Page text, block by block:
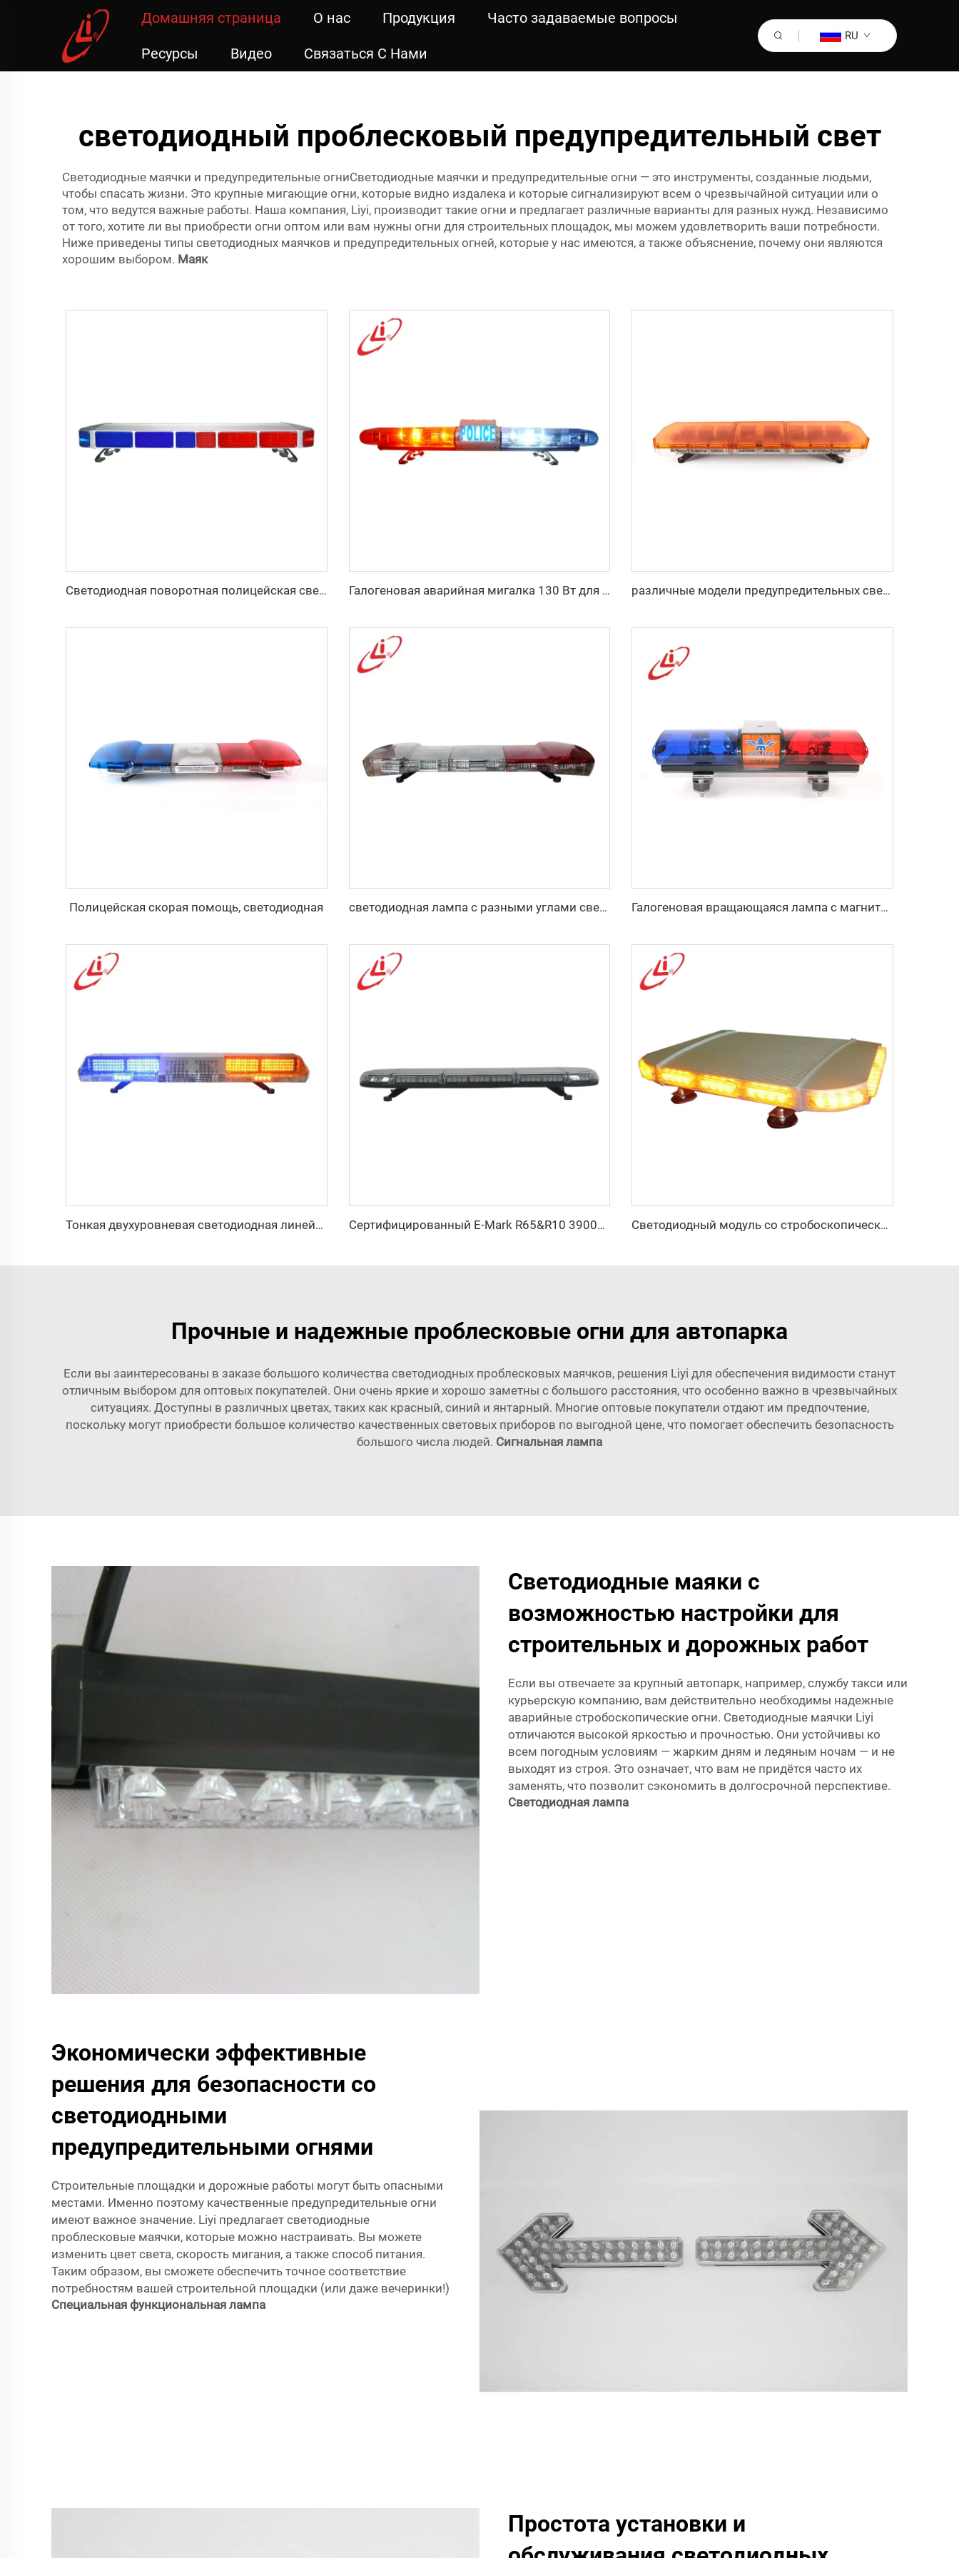
Домашняя страница О нас Продукция Часто задаваемые вопросы
Ресурсы Видео Связаться С Нами
RU
светодиодный проблесковый предупредительный свет
Светодиодные маячки и предупредительные огниСветодиодные маячки и предупредительные огни — это инструменты, созданные людьми,
чтобы спасать жизни. Это крупные мигающие огни, которые видно издалека и которые сигнализируют всем о чрезвычайной ситуации или о
том, что ведутся важные работы. Наша компания, Liyi, производит такие огни и предлагает различные варианты для разных нужд. Независимо
от того, хотите ли вы приобрести огни оптом или вам нужны огни для строительных площадок, мы можем удовлетворить ваши потребности.
Ниже приведены типы светодиодных маячков и предупредительных огней, которые у нас имеются, а также объяснение, почему они являются
хорошим выбором. Маяк
Светодиодная поворотная полицейская световая панель со всех сторон Галогеновая аварийная мигалка 130 Вт для полиции различные модели предупредительных световых панелей
Полицейская скорая помощь, светодиодная светодиодная лампа с разными углами свечения Галогеновая вращающаяся лампа с магнитом и мини-линейкой
Тонкая двухуровневая светодиодная линейка Сертифицированный E-Mark R65&R10 39000 Световая полоса-мигалка Светодиодный модуль со стробоскопическим сигналом в алюминиевом корпусе, мини-световой бар
Прочные и надежные проблесковые огни для автопарка
Если вы заинтересованы в заказе большого количества светодиодных проблесковых маячков, решения Liyi для обеспечения видимости станут
отличным выбором для оптовых покупателей. Они очень яркие и хорошо заметны с большого расстояния, что особенно важно в чрезвычайных
ситуациях. Доступны в различных цветах, таких как красный, синий и янтарный. Многие оптовые покупатели отдают им предпочтение,
поскольку могут приобрести большое количество качественных световых приборов по выгодной цене, что помогает обеспечить безопасность
большого числа людей. Сигнальная лампа
Светодиодные маяки с
возможностью настройки для
строительных и дорожных работ
Если вы отвечаете за крупный автопарк, например, службу такси или
курьерскую компанию, вам действительно необходимы надежные
аварийные стробоскопические огни. Светодиодные маячки Liyi
отличаются высокой яркостью и прочностью. Они устойчивы ко
всем погодным условиям — жарким дням и ледяным ночам — и не
выходят из строя. Это означает, что вам не придётся часто их
заменять, что позволит сэкономить в долгосрочной перспективе.
Светодиодная лампа
Экономически эффективные
решения для безопасности со
светодиодными
предупредительными огнями
Строительные площадки и дорожные работы могут быть опасными
местами. Именно поэтому качественные предупредительные огни
имеют важное значение. Liyi предлагает светодиодные
проблесковые маячки, которые можно настраивать. Вы можете
изменить цвет света, скорость мигания, а также способ питания.
Таким образом, вы сможете обеспечить точное соответствие
потребностям вашей строительной площадки (или даже вечеринки!)
Специальная функциональная лампа
Простота установки и